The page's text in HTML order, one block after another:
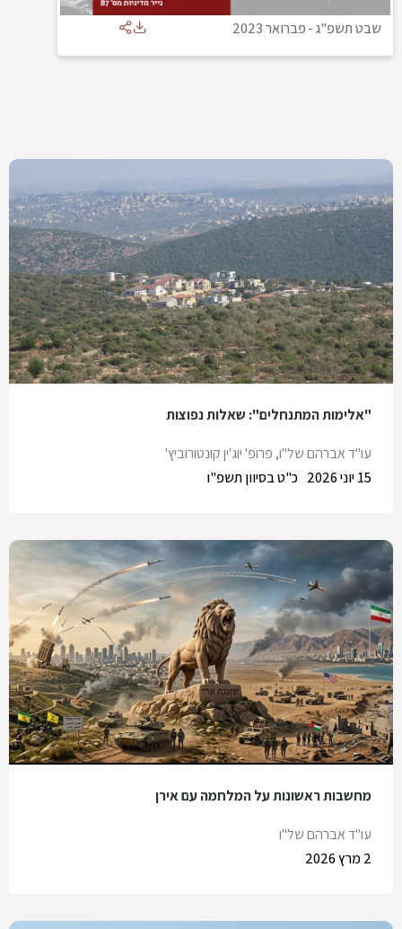
שבט תשפ"ג-פברואר 2023
"אלימות המתנחלים": שאלות נפוצות
עו"ד אברהם של"ו, פרופ' יוג'ין קונטורוביץ'
כ"ט בסיוון תשפ"ו
15 יוני 2026
מחשבות ראשונות על המלחמה עם אירן
עו"ד אברהם של"ו
2 מרץ 2026